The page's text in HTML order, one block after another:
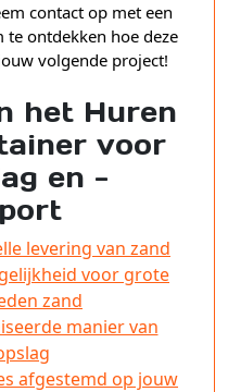
contact op met een
ontdekken hoe deze
volgende project!
het Huren
voor
en -
levering van zand
voor grote
zand
manier van
afgestemd op jouw